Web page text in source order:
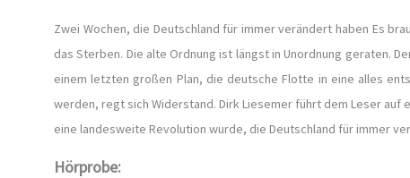
Zwei Wochen, die Deutschland für immer verändert haben Es
das Sterben. Die alte Ordnung ist längst in Unordnung geraten.
einem letzten großen Plan, die deutsche Flotte in eine alles
werden, regt sich Widerstand. Dirk Liesemer führt dem Leser
eine landesweite Revolution wurde, die Deutschland für immer
Hörprobe: